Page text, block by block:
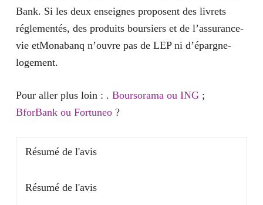
Bank. Si les deux enseignes proposent des livrets
réglementés, des produits boursiers et de l’assurance-
vie etMonabanq n’ouvre pas de LEP ni d’épargne-
logement.
Pour aller plus loin : . Boursorama ou ING;
BforBank ou Fortuneo?
Résumé de l'avis
Résumé de l'avis